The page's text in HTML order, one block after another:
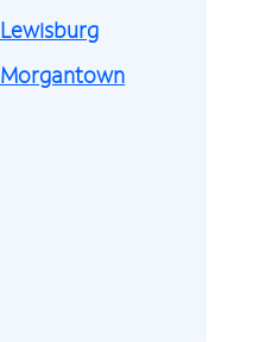
Lewisburg
Morgantown